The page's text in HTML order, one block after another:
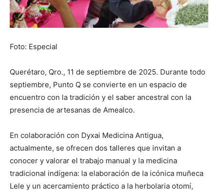
Foto: Especial
Querétaro, Qro., 11 de septiembre de 2025. Durante todo
septiembre, Punto Q se convierte en un espacio de
encuentro con la tradición y el saber ancestral con la
presencia de artesanas de Amealco.
En colaboración con Dyxai Medicina Antigua,
actualmente, se ofrecen dos talleres que invitan a
conocer y valorar el trabajo manual y la medicina
tradicional indígena: la elaboración de la icónica muñeca
Lele y un acercamiento práctico a la herbolaria otomí,